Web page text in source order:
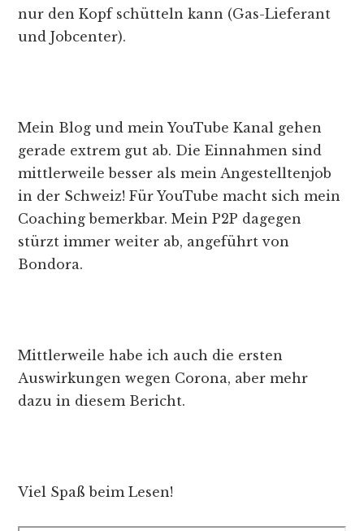
nur den Kopf schütteln kann (Gas-Lieferant
und Jobcenter).
Mein Blog und mein YouTube Kanal gehen
gerade extrem gut ab. Die Einnahmen sind
mittlerweile besser als mein Angestelltenjob
in der Schweiz! Für YouTube macht sich mein
Coaching bemerkbar. Mein P2P dagegen
stürzt immer weiter ab, angeführt von
Bondora.
Mittlerweile habe ich auch die ersten
Auswirkungen wegen Corona, aber mehr
dazu in diesem Bericht.
Viel Spaß beim Lesen!